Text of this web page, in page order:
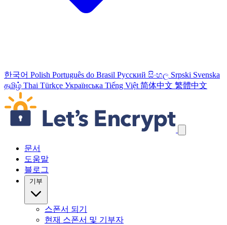
한국어 Polish Português do Brasil Русский සිංහල Srpski Svenska
தமிழ் Thai Türkçe Українська Tiếng Việt 简体中文 繁體中文
탐색 링크 건너뛰기
문서
도움말
블로그
기부
스폰서 되기
현재 스폰서 및 기부자